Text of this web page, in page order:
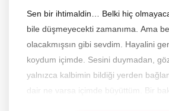
Sen bir ihtimaldin… Belki hiç
bile düşmeyecekti zamanıma. Ama ben seni,
olacakmışsın gibi sevdim. Hayalini gerçeğin yerine
koydum içimde. Sesini duymadan,
yalnızca kalbimin bildiği yerden
dair ne varsa içimde büyüttüm. Bir